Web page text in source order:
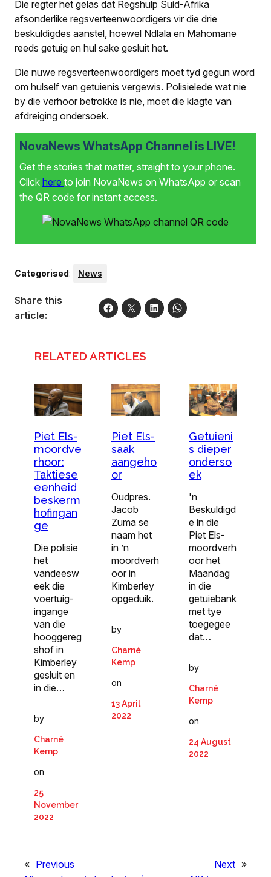
Die regter het gelas dat Regshulp Suid-Afrika
afsonderlike regsverteen­woordigers vir die drie
beskuldigdes aanstel, hoewel Ndlala en Mahomane
reeds getuig en hul sake gesluit het.
Die nuwe regsverteenwoordigers moet tyd gegun word
om hulself van getuienis vergewis. Polisielede wat nie
by die verhoor betrokke is nie, moet die klagte van
afdreiging ondersoek.
NovaNews WhatsApp Channel is LIVE!
Get the stories that matter, straight to your phone.
Click here to join NovaNews on WhatsApp or scan
the QR code for instant access.
Categorised: News
Share this
article:
RELATED ARTICLES
Piet Els-
moordve
rhoor:
Taktiese
eenheid
beskerm
hofingan
ge
Die polisie
het
vandeesw
eek die
voertuig-
ingange
van die
hooggereg
shof in
Kimberley
gesluit en
in die…
by
Charné
Kemp
on
25
November
2022
Piet Els-
saak
aangeho
or
Oudpres.
Jacob
Zuma se
naam het
in ’n
moordverh
oor in
Kimberley
opgeduik.
by
Charné
Kemp
on
13 April
2022
Getuieni
s dieper
onderso
ek
'n
Beskuldigd
e in die
Piet Els-
moordverh
oor het
Maandag
in die
getuiebank
met tye
toegegee
dat…
by
Charné
Kemp
on
24 August
2022
« Previous
Next »